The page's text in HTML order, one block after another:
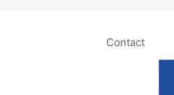
Contact